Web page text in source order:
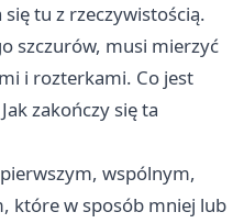
tu z rzeczywistością.
szczurów, musi mierzyć
i rozterkami. Co jest
zakończy się ta
wspólnym,
które w sposób mniej lub